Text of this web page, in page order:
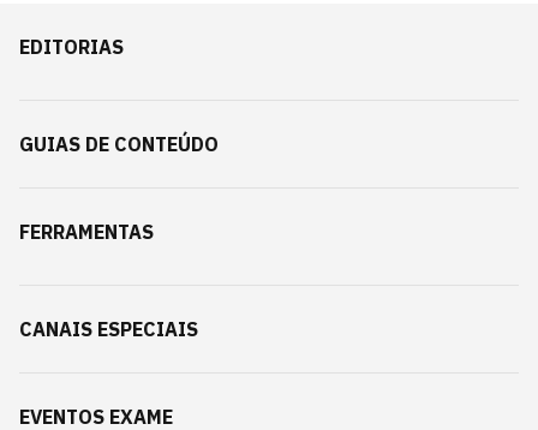
EDITORIAS
GUIAS DE CONTEÚDO
FERRAMENTAS
CANAIS ESPECIAIS
EVENTOS EXAME